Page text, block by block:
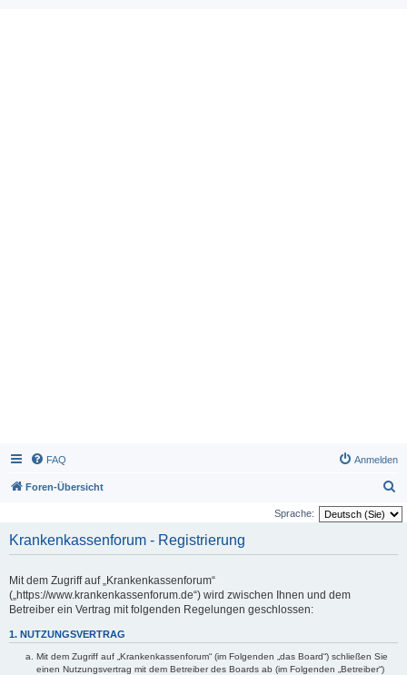
FAQ Anmelden
Foren-Übersicht
u
Sprache:
Krankenkassenforum - Registrierung
Mit dem Zugriff auf „Krankenkassenforum“
(„https://www.krankenkassenforum.de“) wird zwischen Ihnen und dem
Betreiber ein Vertrag mit folgenden Regelungen geschlossen:
1. NUTZUNGSVERTRAG
Mit dem Zugriff auf „Krankenkassenforum“ (im Folgenden „das Board“) schließen Sie
einen Nutzungsvertrag mit dem Betreiber des Boards ab (im Folgenden „Betreiber“)